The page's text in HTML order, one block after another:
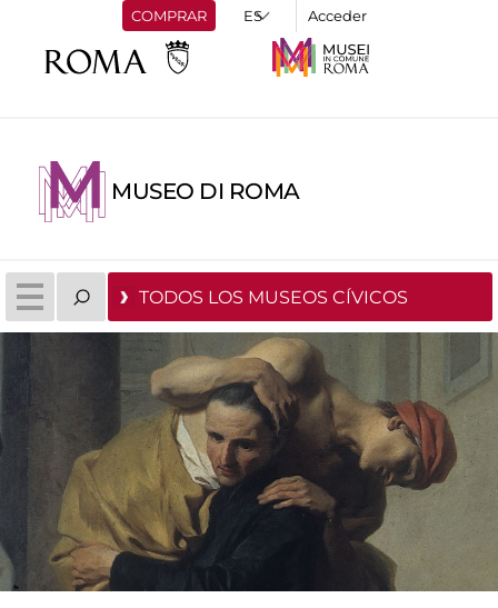
COMPRAR Acceder
MUSEO DI ROMA
TODOS LOS MUSEOS CÍVICOS